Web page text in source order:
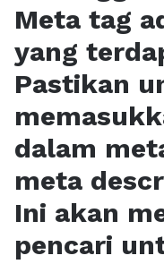
Meta tag
yang
Pastikan
dalam
meta
Ini akan
pencari